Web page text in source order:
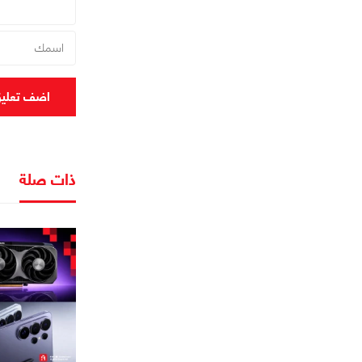
اضف
ذات صلة